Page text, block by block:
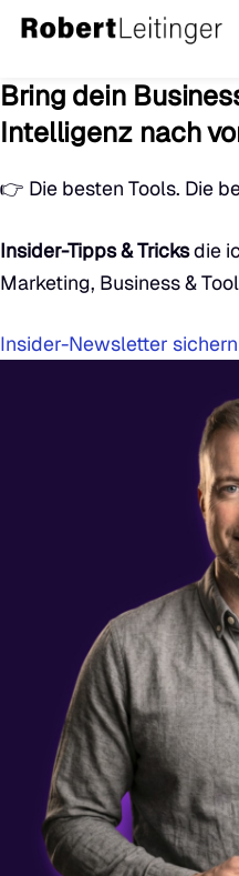
Bring dein
Intelligenznach
👉 Die besten Tools. Die
Insider-Tipps & Tricksdie
Marketing, Business &
Insider-Newsletter sichern